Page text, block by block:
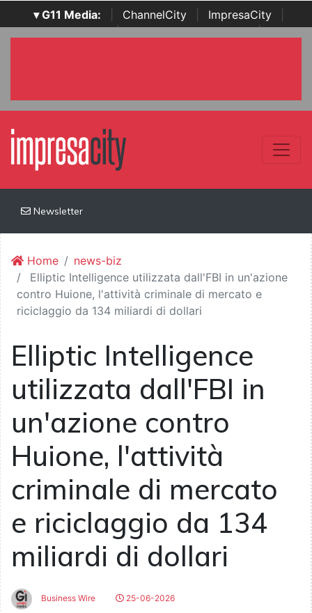
▾ G11 Media: ChannelCity ImpresaCity
SecurityOpenLab | Italian Channel Awards | Italian
Newsletter
Home
news-biz
Elliptic Intelligence utilizzata dall'FBI in un'azione
contro Huione, l'attività criminale di mercato e
riciclaggio da 134 miliardi di dollari
Elliptic Intelligence
utilizzata dall'FBI in
un'azione contro
Huione, l'attività
criminale di mercato
e riciclaggio da 134
miliardi di dollari
Business Wire
25-06-2026